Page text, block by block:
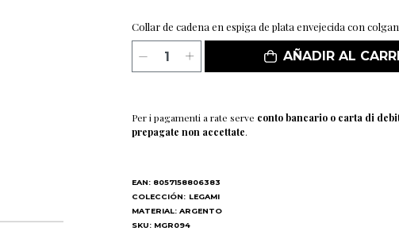
Collar de cadena en espiga de plata envejecida con
AÑADIR AL
Per i pagamenti a rate serve conto bancario o carta di
prepagate non accettate.
EAN: 8057158806383
COLECCIÓN: LEGAMI
MATERIAL: ARGENTO
SKU: MGR094